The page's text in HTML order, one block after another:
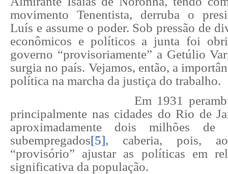
movimento Tenentista, derruba o
Luís e assume o poder. Sob pressão de
econômicos e políticos a junta foi
governo “provisoriamente” a Getúlio
surgia no país. Vejamos, então, a
política na marcha da justiça do trabalho.
Em 1931
principalmente nas cidades do Rio de
aproximadamente dois milhões de
subempregados[5], caberia, pois,
“provisório” ajustar as políticas em
significativa da população.